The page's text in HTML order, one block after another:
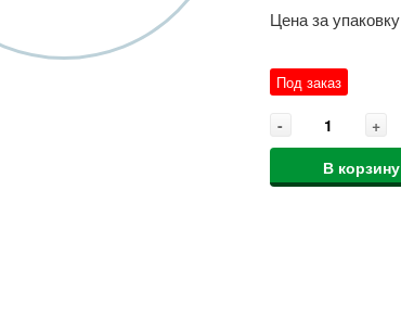
Цена за упаковку
Под заказ
-
+
В корзину